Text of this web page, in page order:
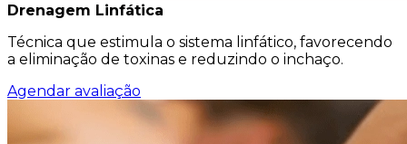
Drenagem Linfática
Técnica que estimula o sistema linfático, favorecendo
a eliminação de toxinas e reduzindo o inchaço.
Agendar avaliação